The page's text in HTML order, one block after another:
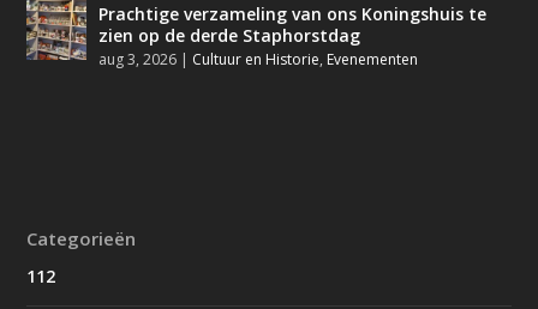
Prachtige verzameling van ons Koningshuis te
zien op de derde Staphorstdag
aug 3, 2026 | Cultuur en Historie, Evenementen
Categorieën
112